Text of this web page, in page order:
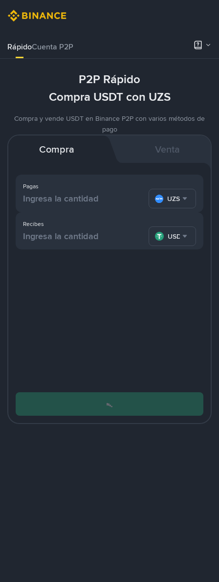
RápidoCuenta P2P
P2P Rápido
Compra USDT con UZS
Compra y vende USDT en Binance P2P con varios métodos de
pago
Compra Venta
Pagas
UZS
Recibes
USDT